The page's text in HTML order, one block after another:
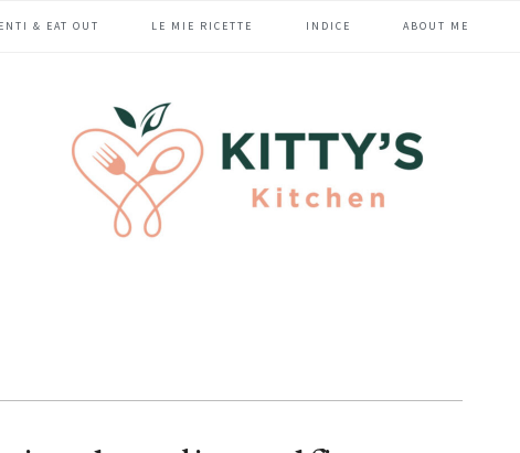
& EAT OUT LE MIE RICETTE INDICE ABOUT ME